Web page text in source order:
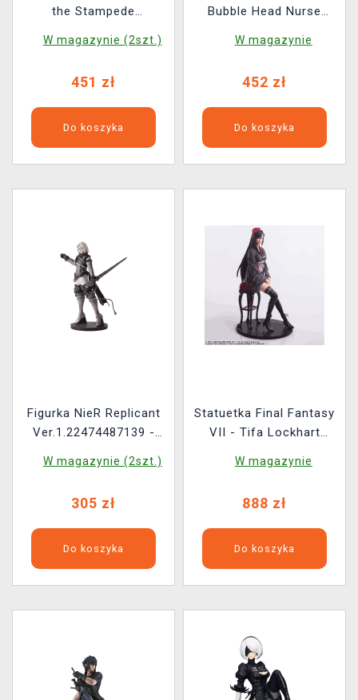
the Stampede
W magazynie (2szt.)
451 zł
Do koszyka
Bubble Head Nurse
W magazynie
452 zł
Do koszyka
Figurka NieR Replicant
Ver.1.22474487139 -
W magazynie (2szt.)
305 zł
Do koszyka
Statuetka Final Fantasy
VII - Tifa Lockhart
(Square Enix)
W magazynie
888 zł
Do koszyka